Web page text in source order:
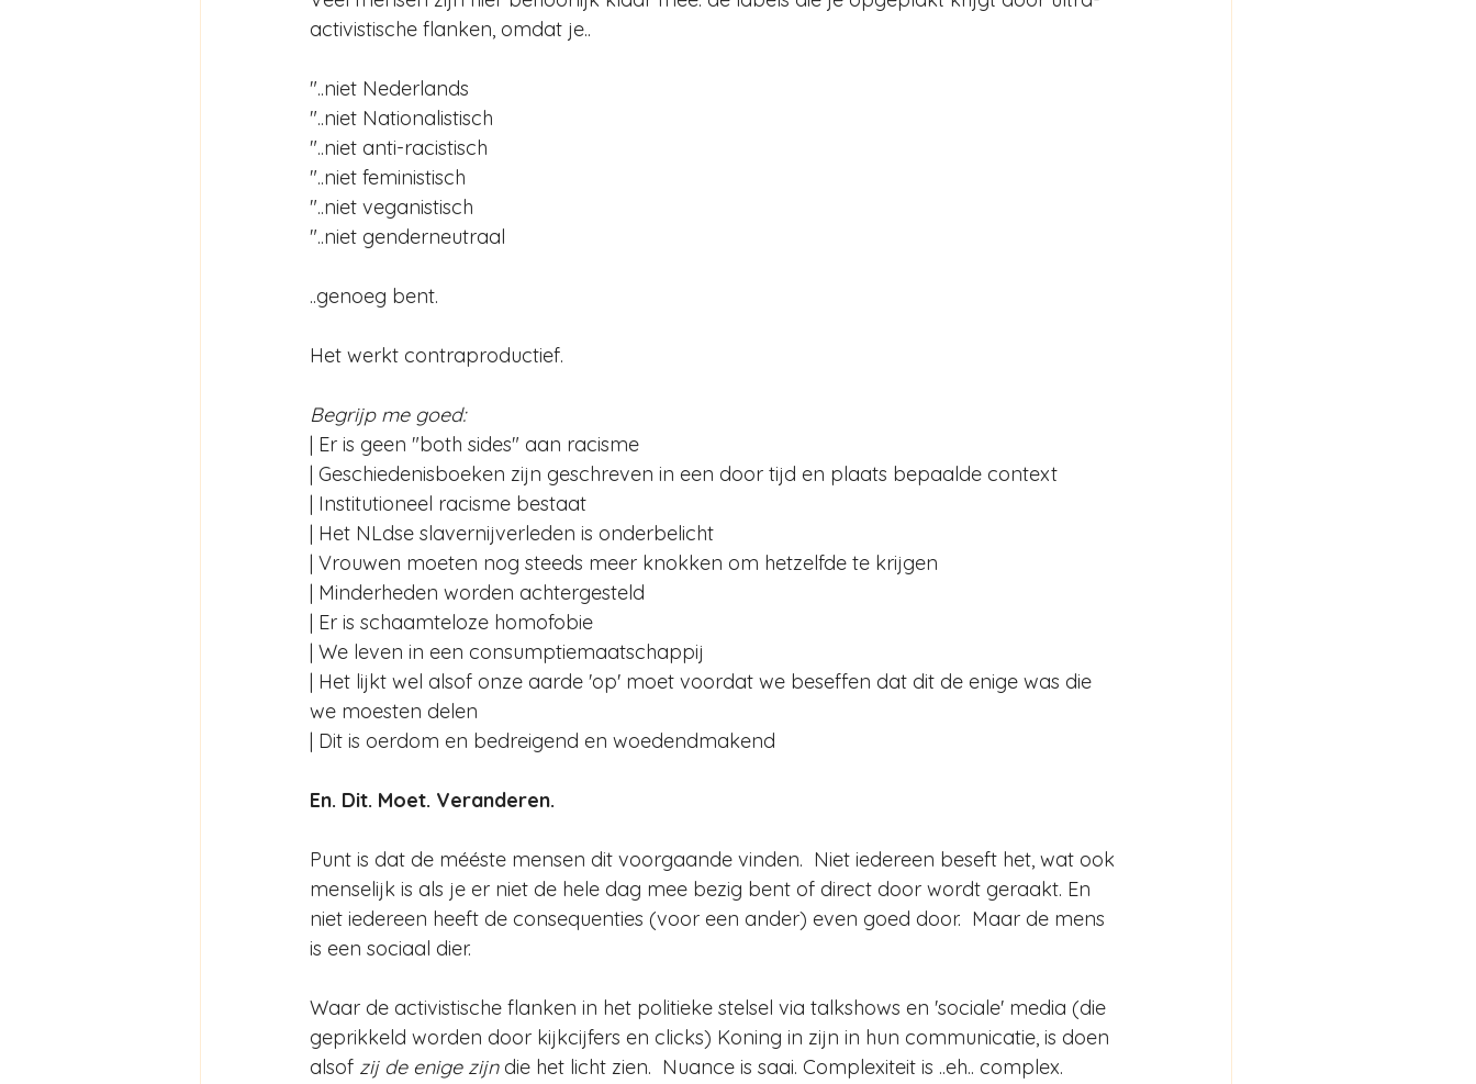
activistische flanken, omdat je..
"..niet Nederlands
"..niet Nationalistisch
"..niet anti-racistisch
"..niet feministisch
"..niet veganistisch
"..niet genderneutraal
..genoeg bent.
Het werkt contraproductief.
Begrijp me goed:
| Er is geen "both sides" aan racisme
| Geschiedenisboeken zijn geschreven in een door tijd en plaats bepaalde context
| Institutioneel racisme bestaat
| Het NLdse slavernijverleden is onderbelicht
| Vrouwen moeten nog steeds meer knokken om hetzelfde te krijgen
| Minderheden worden achtergesteld
| Er is schaamteloze homofobie
| We leven in een consumptiemaatschappij
| Het lijkt wel alsof onze aarde 'op' moet voordat we beseffen dat dit de enige was die
we moesten delen
| Dit is oerdom en bedreigend en woedendmakend
En. Dit. Moet. Veranderen.
Punt is dat de mééste mensen dit voorgaande vinden.  Niet iedereen beseft het, wat ook
menselijk is als je er niet de hele dag mee bezig bent of direct door wordt geraakt. En
niet iedereen heeft de consequenties (voor een ander) even goed door.  Maar de mens
is een sociaal dier.
Waar de activistische flanken in het politieke stelsel via talkshows en 'sociale' media (die
geprikkeld worden door kijkcijfers en clicks) Koning in zijn in hun communicatie, is doen
alsof zij de enige zijn die het licht zien.  Nuance is saai. Complexiteit is ..eh.. complex.